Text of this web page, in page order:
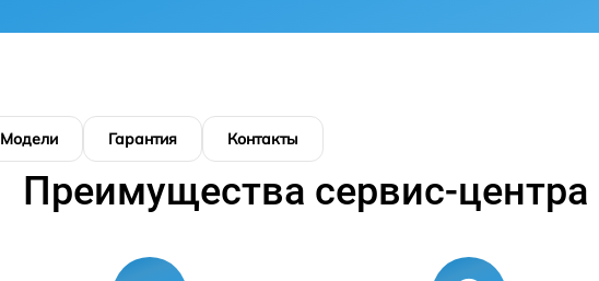
Модели Гарантия Контакты
Преимущества сервис-центра